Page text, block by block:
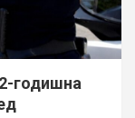
годишна